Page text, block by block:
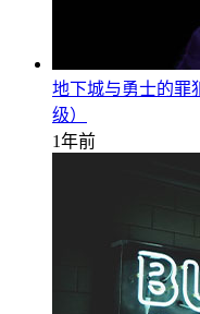
地下城与勇士的罪
级）
1年前